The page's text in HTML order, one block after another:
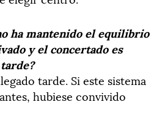
ha mantenido el equilibrio
y el concertado es
tarde. Si este sistema
hubiese convivido